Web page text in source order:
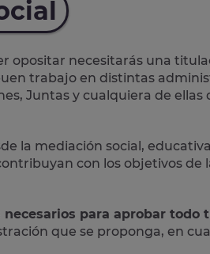
opositar necesitarás una
trabajo en distintas
Juntas y cualquiera de
la mediación social,
con los objetivos de
para aprobar todo
que se proponga, en